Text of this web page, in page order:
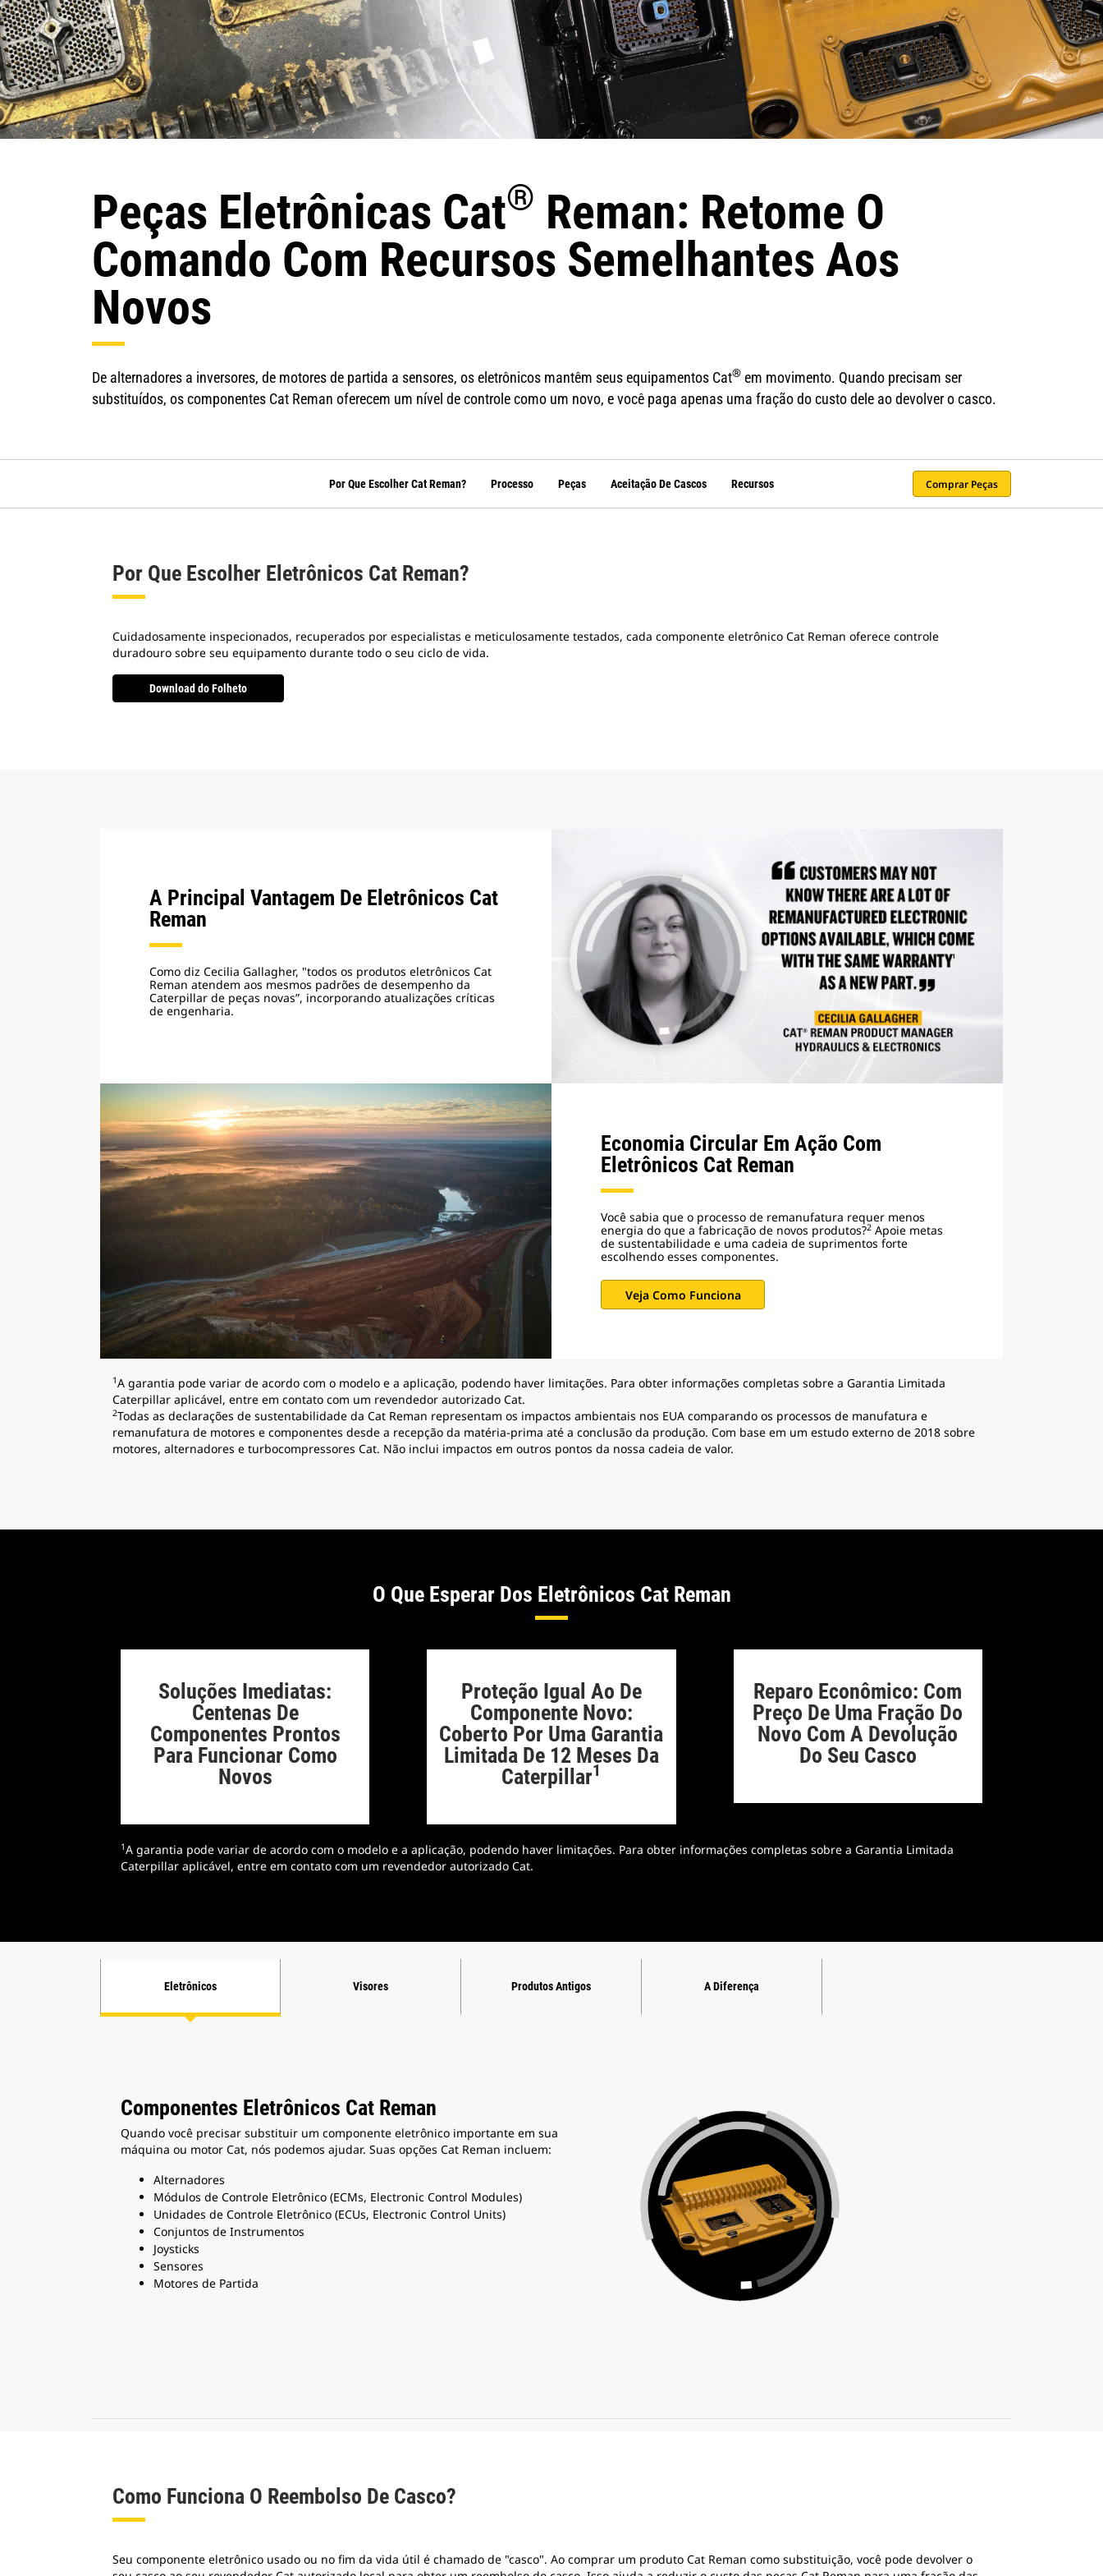
Peças Eletrônicas Cat® Reman: Retome O
Comando Com Recursos Semelhantes Aos
Novos
De alternadores a inversores, de motores de partida a sensores, os eletrônicos mantêm seus equipamentos Cat® em movimento. Quando precisam ser
substituídos, os componentes Cat Reman oferecem um nível de controle como um novo, e você paga apenas uma fração do custo dele ao devolver o casco.
Por Que Escolher Cat Reman? Processo Peças Aceitação De Cascos Recursos Comprar Peças
Por Que Escolher Eletrônicos Cat Reman?
Cuidadosamente inspecionados, recuperados por especialistas e meticulosamente testados, cada componente eletrônico Cat Reman oferece controle
duradouro sobre seu equipamento durante todo o seu ciclo de vida.
Download do Folheto
A Principal Vantagem De Eletrônicos Cat
Reman
Como diz Cecilia Gallagher, "todos os produtos eletrônicos Cat
Reman atendem aos mesmos padrões de desempenho da
Caterpillar de peças novas”, incorporando atualizações críticas
de engenharia.
Economia Circular Em Ação Com
Eletrônicos Cat Reman
Você sabia que o processo de remanufatura requer menos
energia do que a fabricação de novos produtos?2 Apoie metas
de sustentabilidade e uma cadeia de suprimentos forte
escolhendo esses componentes.
Veja Como Funciona
1A garantia pode variar de acordo com o modelo e a aplicação, podendo haver limitações. Para obter informações completas sobre a Garantia Limitada
Caterpillar aplicável, entre em contato com um revendedor autorizado Cat.
2Todas as declarações de sustentabilidade da Cat Reman representam os impactos ambientais nos EUA comparando os processos de manufatura e
remanufatura de motores e componentes desde a recepção da matéria-prima até a conclusão da produção. Com base em um estudo externo de 2018 sobre
motores, alternadores e turbocompressores Cat. Não inclui impactos em outros pontos da nossa cadeia de valor.
O Que Esperar Dos Eletrônicos Cat Reman
Soluções Imediatas:
Centenas De
Componentes Prontos
Para Funcionar Como
Novos
Proteção Igual Ao De
Componente Novo:
Coberto Por Uma Garantia
Limitada De 12 Meses Da
Caterpillar1
Reparo Econômico: Com
Preço De Uma Fração Do
Novo Com A Devolução
Do Seu Casco
1A garantia pode variar de acordo com o modelo e a aplicação, podendo haver limitações. Para obter informações completas sobre a Garantia Limitada
Caterpillar aplicável, entre em contato com um revendedor autorizado Cat.
Eletrônicos Visores Produtos Antigos A Diferença
Componentes Eletrônicos Cat Reman
Quando você precisar substituir um componente eletrônico importante em sua
máquina ou motor Cat, nós podemos ajudar. Suas opções Cat Reman incluem:
Alternadores
Módulos de Controle Eletrônico (ECMs, Electronic Control Modules)
Unidades de Controle Eletrônico (ECUs, Electronic Control Units)
Conjuntos de Instrumentos
Joysticks
Sensores
Motores de Partida
Como Funciona O Reembolso De Casco?
Seu componente eletrônico usado ou no fim da vida útil é chamado de "casco". Ao comprar um produto Cat Reman como substituição, você pode devolver o